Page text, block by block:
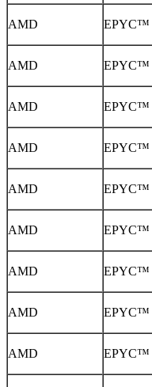
AMD EPYC™
AMD EPYC™
AMD EPYC™
AMD EPYC™
AMD EPYC™
AMD EPYC™
AMD EPYC™
AMD EPYC™
AMD EPYC™